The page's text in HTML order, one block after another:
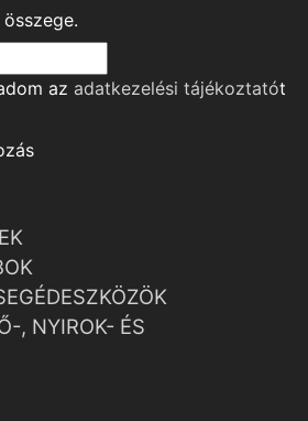
összege.
az adatkezelési tájékoztatót
, NYIROK- ÉS